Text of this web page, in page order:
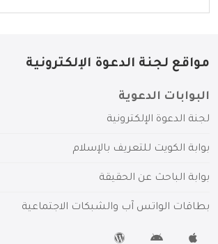
مواقع لجنة الدعوة الإلكترونية
البوابات الدعوية
لجنة الدعوة الإلكترونية
بوابة الكويت للتعريف بالإسلام
بوابة الباحث عن الحقيقة
بطاقات الواتس آب والشبكات الاجتماعية